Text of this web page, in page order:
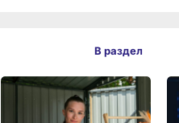
В раздел